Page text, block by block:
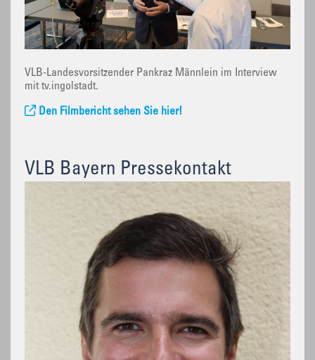
VLB-Landesvorsitzender Pankraz Männlein im Interview
mit tv.ingolstadt.
Den Filmbericht sehen Sie hier!
VLB Bayern Pressekontakt